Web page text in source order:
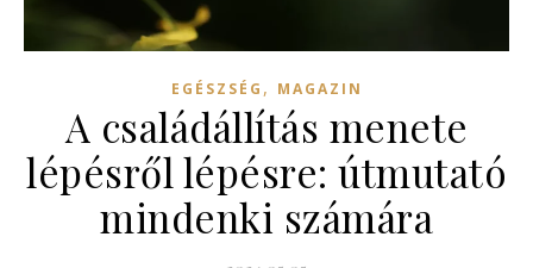
EGÉSZSÉG , MAGAZIN
A családállítás menete
lépésről lépésre: útmutató
mindenki számára